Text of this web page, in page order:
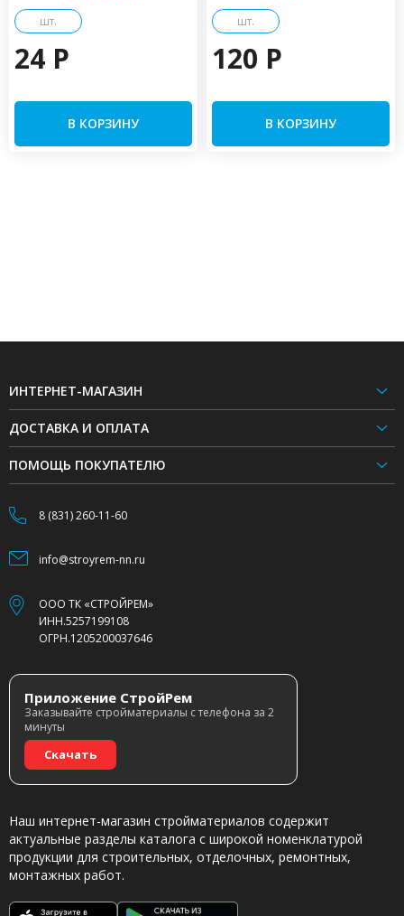
шт.
24 P
В КОРЗИНУ
шт.
120 P
В КОРЗИНУ
ИНТЕРНЕТ-МАГАЗИН
ДОСТАВКА И ОПЛАТА
ПОМОЩЬ ПОКУПАТЕЛЮ
8 (831) 260-11-60
info@stroyrem-nn.ru
ООО ТК «СТРОЙРЕМ»
ИНН.5257199108
ОГРН.1205200037646
Приложение СтройРем
Заказывайте стройматериалы с телефона за 2
минуты
Скачать
Наш интернет-магазин стройматериалов содержит
актуальные разделы каталога с широкой номенклатурой
продукции для строительных, отделочных, ремонтных,
монтажных работ.